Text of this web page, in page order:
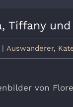
Tiffany
| Auswanderer,
von